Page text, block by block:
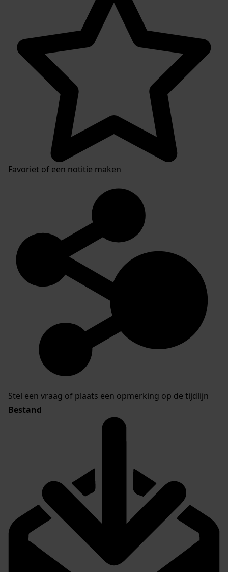
Favoriet of een notitie maken
Stel een vraag of plaats een opmerking op de tijdlijn
Bestand